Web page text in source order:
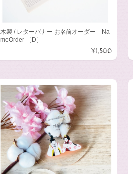
木製 / レターバナー お名前オーダー Na
meOrder ［D］
¥1,500